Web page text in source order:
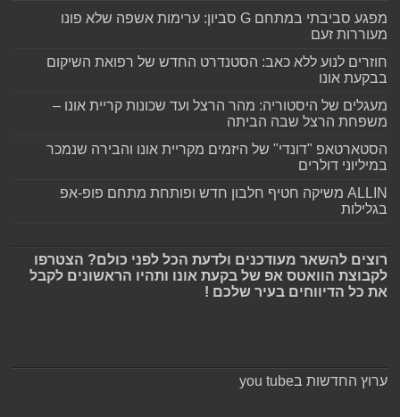
מפגע סביבתי במתחם G סביון: ערימות אשפה שלא פונו
מעוררות זעם
חוזרים לנוע ללא כאב: הסטנדרט החדש של רפואת השיקום
בבקעת אונו
מעגלים של היסטוריה: מהר הרצל ועד שכונות קריית אונו –
משפחת הרצל שבה הביתה
הסטארטאפ "דונדי" של היזמים מקריית אונו והבירה שנמכר
במיליוני דולרים
ALLIN משיקה חטיף חלבון חדש ופותחת מתחם פופ-אפ
בגלילות
רוצים להשאר מעודכנים ולדעת הכל לפני כולם? הצטרפו
לקבוצת הוואטס אפ של בקעת אונו ותהיו הראשונים לקבל
את כל הדיווחים בעיר שלכם !
ערוץ החדשות בyou tube